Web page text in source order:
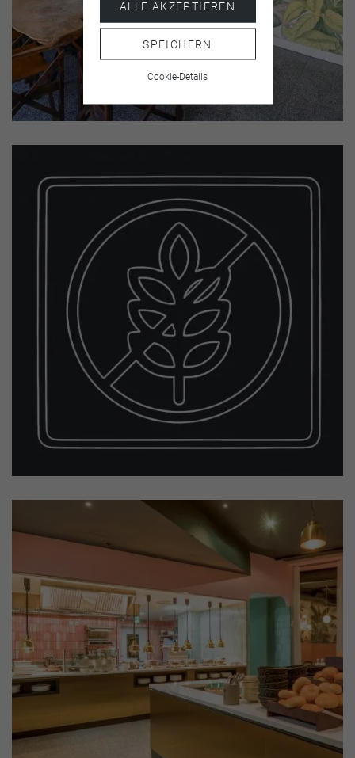
ALLE AKZEPTIEREN
SPEICHERN
Cookie-Details